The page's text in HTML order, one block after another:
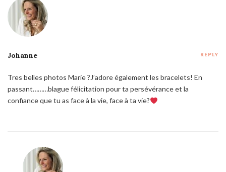
Johanne REPLY
Tres belles photos Marie ?J’adore également les bracelets! En
passant………blague félicitation pour ta persévérance et la
confiance que tu as face à la vie, face à ta vie?